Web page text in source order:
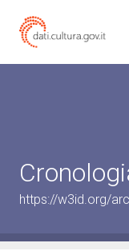
https://w3id.org/